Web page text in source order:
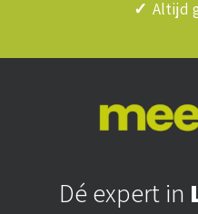
✓ Altijd
Dé expert in